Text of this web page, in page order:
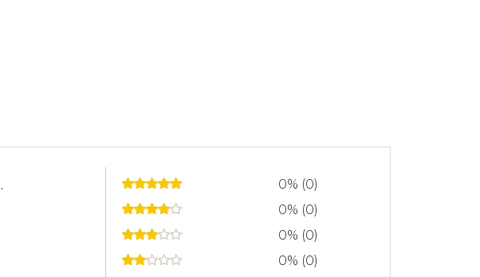
.
0% (0)
0% (0)
0% (0)
0% (0)